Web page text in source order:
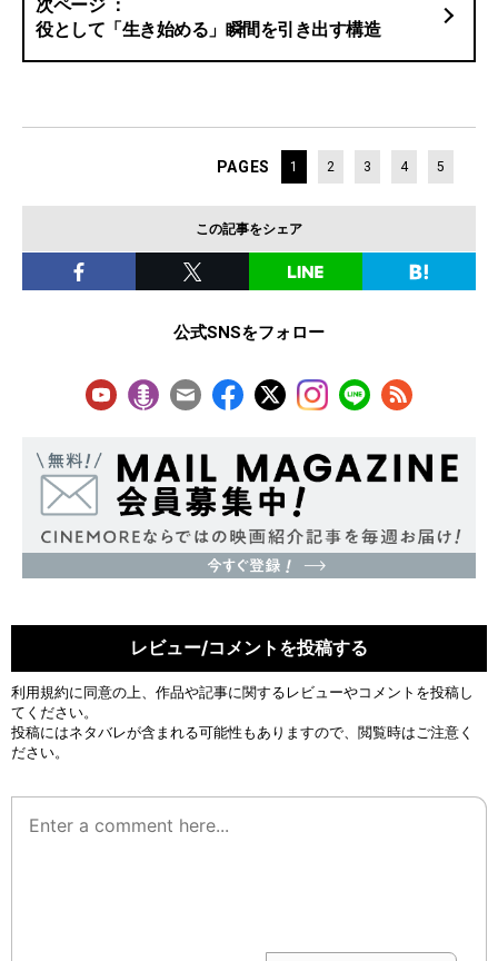
役として「生き始める」瞬間を引き出す構造
PAGES 1 2 3 4 5
この記事をシェア
公式SNSをフォロー
レビュー/コメントを投稿する
利用規約に同意の上、作品や記事に関するレビューやコメントを投稿し
てください。
投稿にはネタバレが含まれる可能性もありますので、閲覧時はご注意く
ださい。